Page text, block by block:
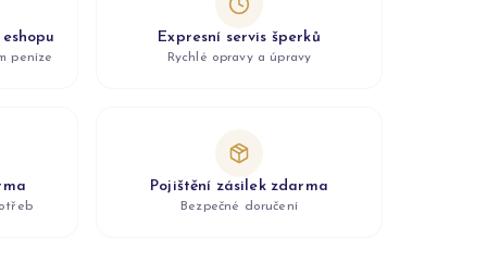
peníze
Expresní servis šperků
Rychlé opravy a úpravy
Pojištění zásilek zdarma
Bezpečné doručení